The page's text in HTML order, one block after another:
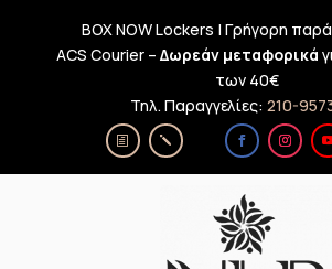
BOX NOW Lockers | Γρήγορη
ACS Courier –Δωρεάν μεταφορικά
των 40€
Τηλ. Παραγγελίες: 210-